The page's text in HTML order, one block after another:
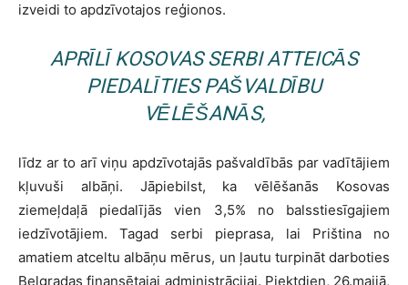
izveidi to apdzīvotajos reģionos.
APRĪLĪ KOSOVAS SERBI ATTEICĀS
PIEDALĪTIES PAŠVALDĪBU
VĒLĒŠANĀS,
līdz ar to arī viņu apdzīvotajās pašvaldībās par vadītājiem
kļuvuši albāņi. Jāpiebilst, ka vēlēšanās Kosovas
ziemeļdaļā piedalījās vien 3,5% no balsstiesīgajiem
iedzīvotājiem. Tagad serbi pieprasa, lai Priština no
amatiem atceltu albāņu mērus, un ļautu turpināt darboties
Belgradas finansētajai administrācijai. Piektdien, 26.maijā,